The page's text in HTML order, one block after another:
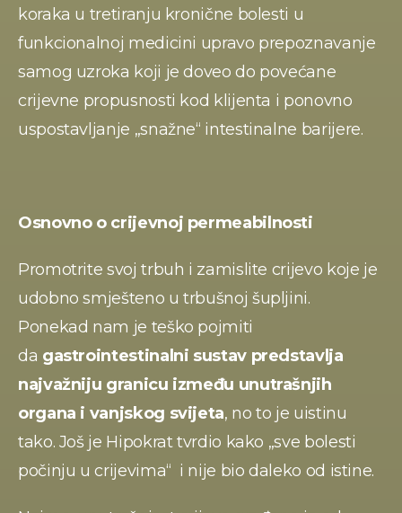
koraka u tretiranju kronične bolesti u
funkcionalnoj medicini upravo prepoznavanje
samog uzroka koji je doveo do povećane
crijevne propusnosti kod klijenta i ponovno
uspostavljanje „snažne“ intestinalne barijere.
Osnovno o crijevnoj permeabilnosti
Promotrite svoj trbuh i zamislite crijevo koje je
udobno smješteno u trbušnoj šupljini.
Ponekad nam je teško pojmiti
da gastrointestinalni sustav predstavlja
najvažniju granicu između unutrašnjih
organa i vanjskog svijeta, no to je uistinu
tako. Još je Hipokrat tvrdio kako „sve bolesti
počinju u crijevima“  i nije bio daleko od istine.